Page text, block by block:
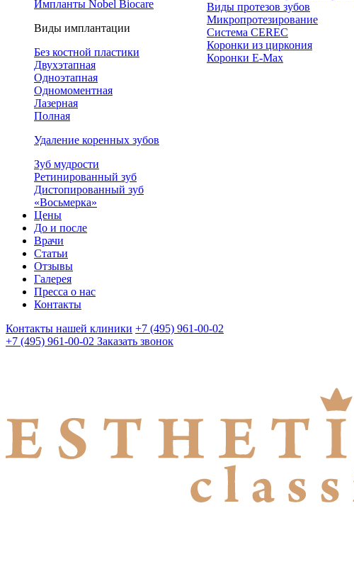
Импланты Nobel Biocare
Виды имплантации
Без костной пластики
Двухэтапная
Одноэтапная
Одномоментная
Лазерная
Полная
Виды протезов зубов
Микропротезирование
Система CEREC
Коронки из циркония
Коронки E-Max
Удаление коренных зубов
Зуб мудрости
Ретинированный зуб
Дистопированный зуб
«Восьмерка»
Цены
До и после
Врачи
Статьи
Отзывы
Галерея
Пресса о нас
Контакты
Контакты нашей клиники +7 (495) 961-00-02
+7 (495) 961-00-02 Заказать звонок